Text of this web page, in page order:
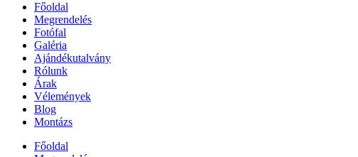
Főoldal
Megrendelés
Fotófal
Galéria
Ajándékutalvány
Rólunk
Árak
Vélemények
Blog
Montázs
Főoldal